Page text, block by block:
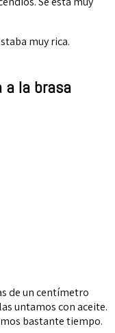
muy rica.
a la brasa
de un centímetro
untamos con aceite.
bastante tiempo.